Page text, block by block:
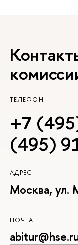
ТЕЛЕФОН
+7
(495)
АДРЕС
Москва, ул.
ПОЧТА
abitur@hse.ru